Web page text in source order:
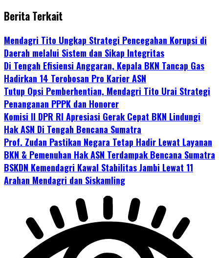
Berita Terkait
Mendagri Tito Ungkap Strategi Pencegahan Korupsi di
Daerah melalui Sistem dan Sikap Integritas
Di Tengah Efisiensi Anggaran, Kepala BKN Tancap Gas
Hadirkan 14 Terobosan Pro Karier ASN
Tutup Opsi Pemberhentian, Mendagri Tito Urai Strategi
Penanganan PPPK dan Honorer
Komisi II DPR RI Apresiasi Gerak Cepat BKN Lindungi
Hak ASN Di Tengah Bencana Sumatra
Prof. Zudan Pastikan Negara Tetap Hadir Lewat Layanan
BKN & Pemenuhan Hak ASN Terdampak Bencana Sumatra
BSKDN Kemendagri Kawal Stabilitas Jambi Lewat 11
Arahan Mendagri dan Siskamling